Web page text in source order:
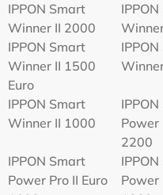
IPPON Smart
Winner II 2000
IPPON Smart
Winner II 1500
Euro
IPPON Smart
Winner II 1000
Power
2200
IPPON Smart
Power Pro II Euro
Power